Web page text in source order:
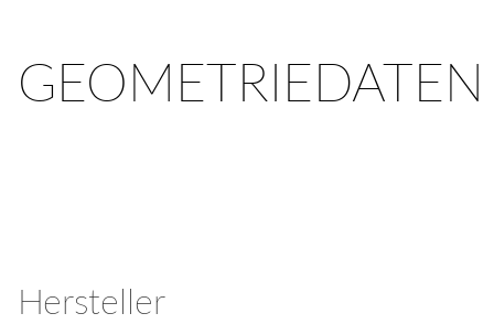
GEOMETRIEDATEN
Hersteller